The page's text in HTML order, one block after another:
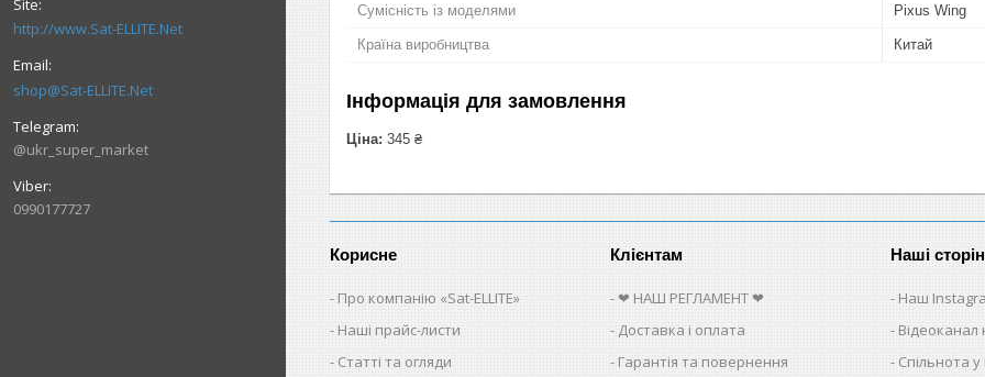
http://www.Sat-ELLITE.Net
shop@Sat-ELLITE.Net
@ukr_super_market
0990177727
Сумісність із моделями Pixus Wing
Країна виробництва Китай
Інформація для замовлення
Ціна: 345 ₴
Корисне
Про компанію «Sat-ELLITE»
Наші прайс-листи
Статті та огляди
Клієнтам
❤ НАШ РЕГЛАМЕНТ ❤
Доставка і оплата
Гарантія та повернення
Наші
Наш
Спільнота